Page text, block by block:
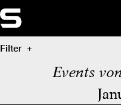
Filter
Events